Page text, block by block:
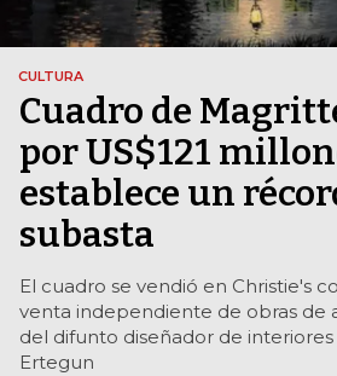
CULTURA
Cuadro de
por US$121
establece un
subasta
El cuadro se vendió en Christie's
venta independiente de obras de
del difunto diseñador de interiores
Ertegun